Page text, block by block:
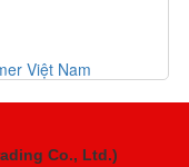
Việt Nam
Co., Ltd.)